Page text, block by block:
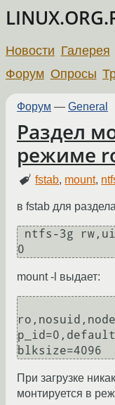
Новости Галерея
Форум Опросы
Форум — General
Раздел
режиме
fstab, mount,
в fstab для
0
mount -l выдает:
blksize=4096
При загрузке
монтируется в